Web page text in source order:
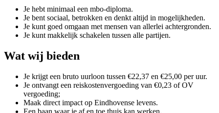
Je hebt minimaal een mbo-diploma.
Je bent sociaal, betrokken en denkt altijd in mogelijkheden.
Je kunt goed omgaan met mensen van allerlei achtergronden.
Je kunt makkelijk schakelen tussen alle partijen.
Wat wij bieden
Je krijgt een bruto uurloon tussen €22,37 en €25,00 per uur.
Je ontvangt een reiskostenvergoeding van €0,23 of OV
vergoeding;
Maak direct impact op Eindhovense levens.
Een baan waar je af en toe thuis kan werken.